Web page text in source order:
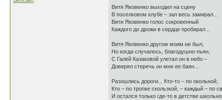
Витя Яковенко выходил на сцену
В поселковом клубе – зал весь замирал…
Вити Яковенко голос сокровенный
Каждого до дрожи в сердце пробирал…
Витя Яковенко другом моим не был,
Но когда случалось, благодушно-пьян,
С Галей Казаковой улетал он в небо –
Доверял стеречь он мне ее баян…
Разошлись дороги... Кто-то – по окольной,
Кто – по тропке скользкой, – каждый – по
И остался только где-то в детстве